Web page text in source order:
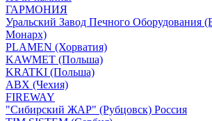
ГАРМОНИЯ
Уральский Завод Печного Оборудования
Монарх)
PLAMEN (Хорватия)
KAWMET (Польша)
KRATKI (Польша)
ABX (Чехия)
FIREWAY
"Сибирский ЖАР" (Рубцовск) Россия